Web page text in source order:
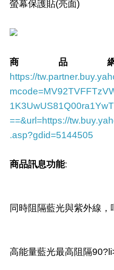
螢幕保護貼(亮面)
商品
https://
==&url=https://
.asp?gdid=5144505
商品訊息功能:
同時阻隔藍光與紫外線
高能量藍光最高阻隔